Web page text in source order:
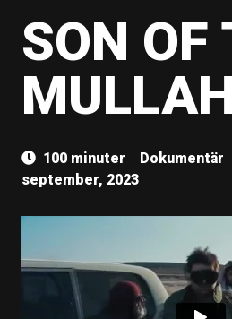
SON OF
MULLAH
100 minuter Dokumentär
september, 2023